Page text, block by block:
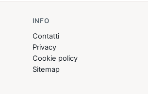
INFO
Contatti
Privacy
Cookie policy
Sitemap